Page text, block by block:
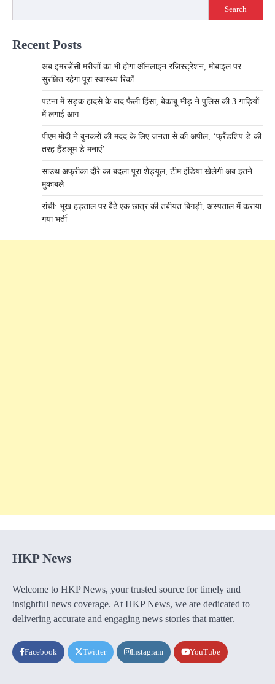
Search
Recent Posts
अब इमरजेंसी मरीजों का भी होगा ऑनलाइन रजिस्ट्रेशन, मोबाइल पर
सुरक्षित रहेगा पूरा स्वास्थ्य रिकॉ
पटना में सड़क हादसे के बाद फैली हिंसा, बेकाबू भीड़ ने पुलिस की 3 गाड़ियों
में लगाई आग
पीएम मोदी ने बुनकरों की मदद के लिए जनता से की अपील, ‘फ्रैंडशिप डे की
तरह हैंडलूम डे मनाएं’
साउथ अफ्रीका दौरे का बदला पूरा शेड्यूल, टीम इंडिया खेलेगी अब इतने
मुकाबले
रांची: भूख हड़ताल पर बैठे एक छात्र की तबीयत बिगड़ी, अस्पताल में कराया
गया भर्ती
HKP News
Welcome to HKP News, your trusted source for timely and
insightful news coverage. At HKP News, we are dedicated to
delivering accurate and engaging news stories that matter.
Facebook Twitter Instagram YouTube